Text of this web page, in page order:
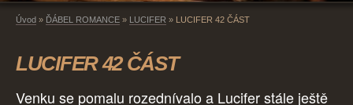
Úvod » ĎÁBEL ROMANCE » LUCIFER » LUCIFER 42 ČÁST
LUCIFER 42 ČÁST
Venku se pomalu rozednívalo a Lucifer stále ještě